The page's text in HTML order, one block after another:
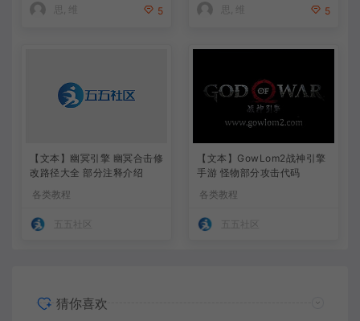
思, 维 5 思, 维 5
【文本】幽冥引擎 幽冥合击修
改路径大全 部分注释介绍
各类教程
五五社区
【文本】GowLom2战神引擎
手游 怪物部分攻击代码
各类教程
五五社区
猜你喜欢